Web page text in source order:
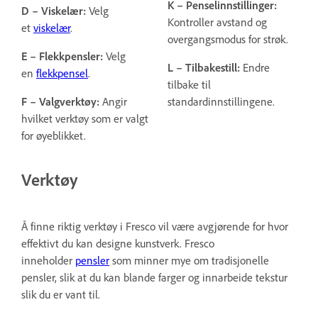
D – Viskelær: Velg
et viskelær.
E – Flekkpensler: Velg
en flekkpensel.
F – Valgverktøy: Angir
hvilket verktøy som er valgt
for øyeblikket.
K – Penselinnstillinger:
Kontroller avstand og
overgangsmodus for strøk.
L – Tilbakestill: Endre
tilbake til
standardinnstillingene.
Verktøy
Å finne riktig verktøy i Fresco vil være avgjørende for hvor
effektivt du kan designe kunstverk. Fresco
inneholder pensler som minner mye om tradisjonelle
pensler, slik at du kan blande farger og innarbeide tekstur
slik du er vant til.